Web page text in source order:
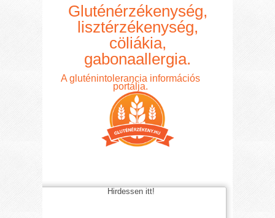
Gluténérzékenység,
lisztérzékenység,
cöliákia,
gabonaallergia.
A gluténintolerancia információs
portálja.
Hirdessen itt!